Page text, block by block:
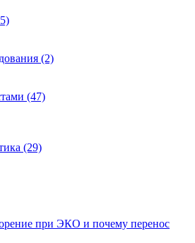
(2)
(47)
(29)
при ЭКО и почему перенос